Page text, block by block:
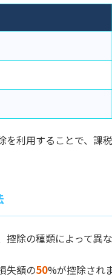
を利用することで、課
控除の種類によって異
失額の50%が控除され